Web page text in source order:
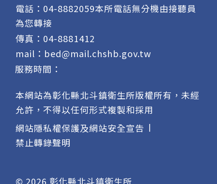
電話： 04-8882059本所電話無分機由接聽員
為您轉接
傳真：04-8881412
mail： bed@mail.chshb.gov.tw
服務時間：
本網站為彰化縣北斗鎮衛生所版權所有，未經
允許，不得以任何形式複製和採用
網站隱私權保護及網站安全宣告
禁止轉錄聲明
© 2026 彰化縣北斗鎮衛生所